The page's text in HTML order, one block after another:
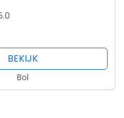
Gebruik -
voor Deep
- Smart...
BEKIJK
Bol